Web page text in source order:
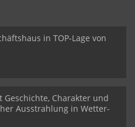
in TOP-Lage von
Geschichte, Charakter und
Ausstrahlung in Wetter-